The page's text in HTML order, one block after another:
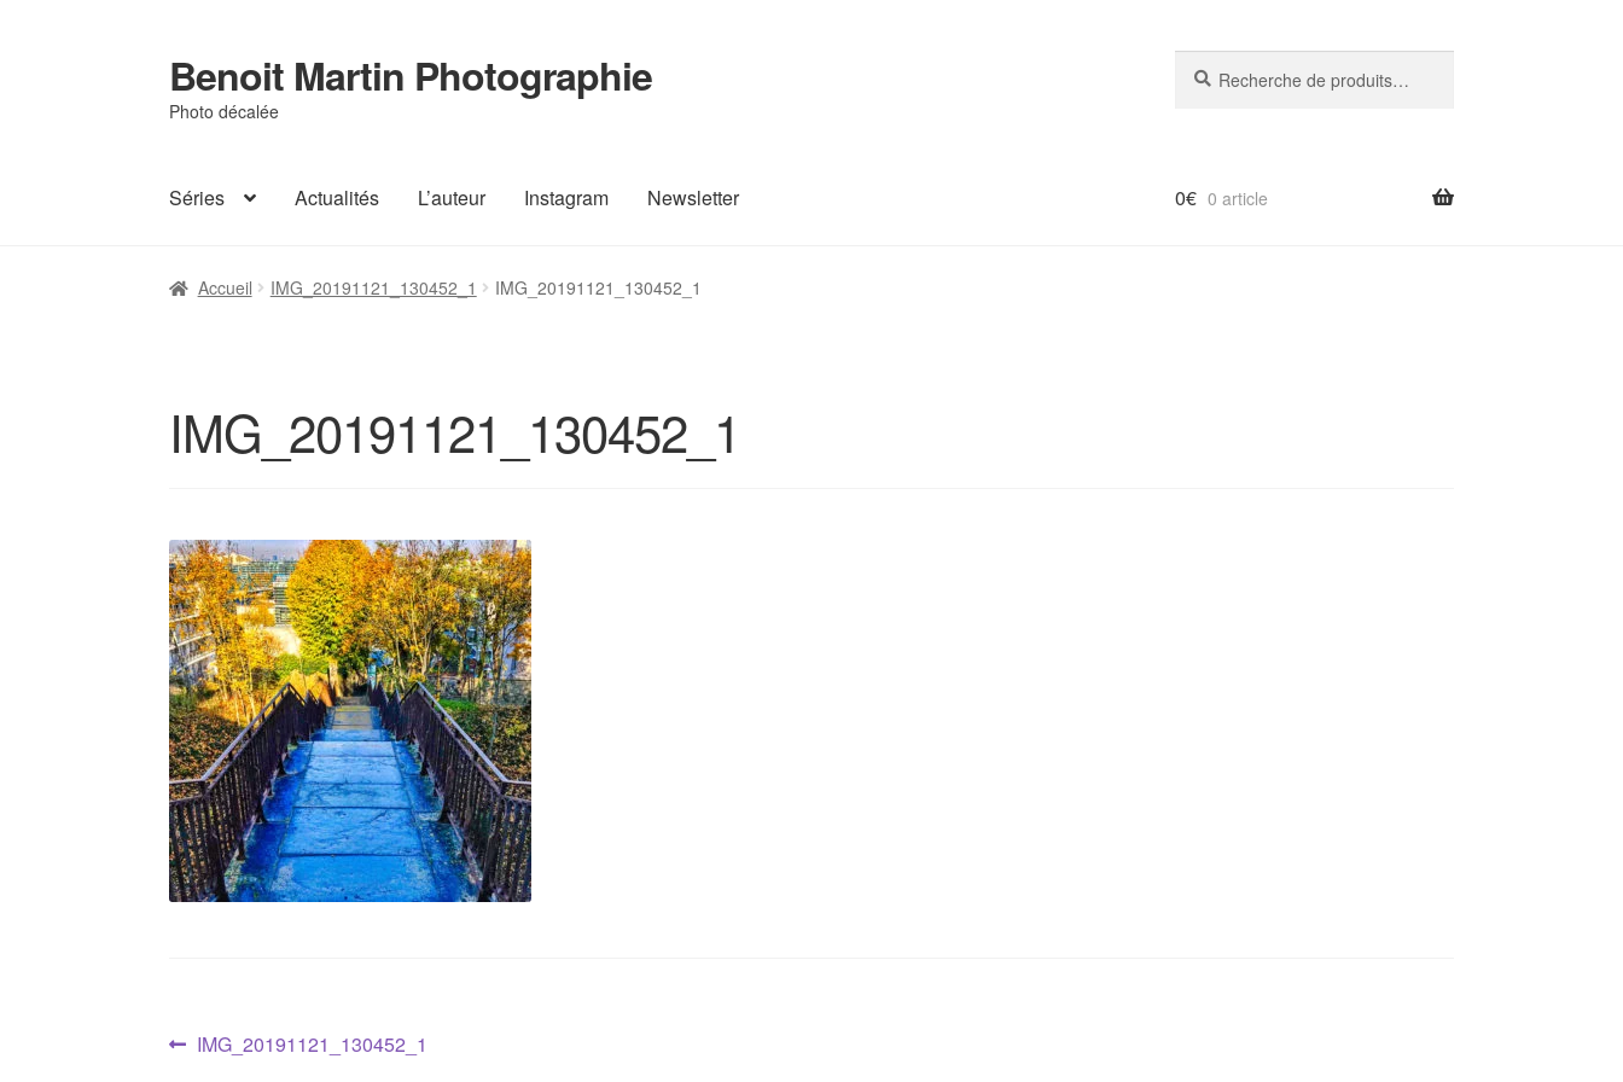
Aller
à
la
Aller
au
contenu
Benoit Martin Photographie
Photo décalée
pour :
Séries Actualités L’auteur Instagram Newsletter
Accueil ActualitésConditions Générales de Vente Contact Instagram
0€ 0 article
Accueil IMG_20191121_130452_1 IMG_20191121_130452_1
IMG_20191121_130452_1
Navigation
Article
IMG_20191121_130452_1